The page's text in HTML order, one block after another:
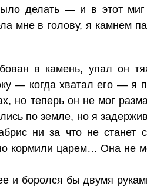
делать — и в этот
мне в голову, я камнем
в камень, упал он
— когда хватал его — я
но теперь он не мог
по земле, но я
ни за что не станет
кормили царем… Она не
и боролся бы двумя